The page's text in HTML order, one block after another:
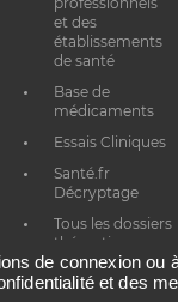
et des
établissements
de santé
Base de
médicaments
Essais Cliniques
Santé.fr
Décryptage
Tous les dossiers
thématiques
de connexion ou
et des